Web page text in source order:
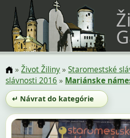
»Život Žiliny»Staromestské
slávnosti 2016 » Mariánske
↵ Návrat do kategórie